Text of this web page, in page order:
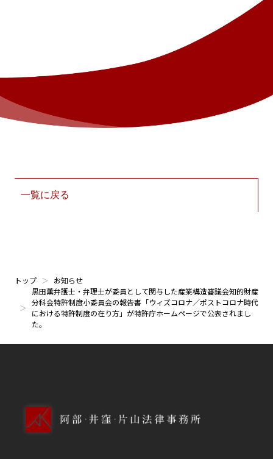
一覧に戻る
トップ
お知らせ
黒田薫弁護士・弁理士が委員として関与した産業構造審議会知的財産
分科会特許制度小委員会の報告書「ウィズコロナ／ポストコロナ時代
における特許制度の在り方」が特許庁ホームページで公表されまし
た。